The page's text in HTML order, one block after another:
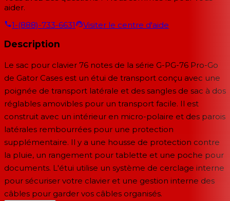
aider.
1-(888)-733-6631
Visiter le centre d'aide
Description
Le sac pour clavier 76 notes de la série G-PG-76 Pro-Go
de Gator Cases est un étui de transport conçu avec une
poignée de transport latérale et des sangles de sac à dos
réglables amovibles pour un transport facile. Il est
construit avec un intérieur en micro-polaire et des parois
latérales rembourrées pour une protection
supplémentaire. Il y a une housse de protection contre
la pluie, un rangement pour tablette et une poche pour
documents. L'étui utilise un système de cerclage interne
pour sécuriser votre clavier et une gestion interne des
câbles pour garder vos câbles organisés.